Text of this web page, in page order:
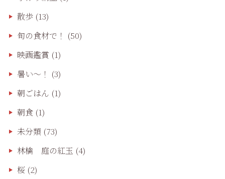
散歩(13)
旬の食材で！ (50)
映画鑑賞 (1)
暑い～！ (3)
朝ごはん (1)
朝食(1)
未分類 (73)
林檎 庭の紅玉 (4)
桜(2)